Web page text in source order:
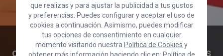
La Cámara de Gran Canaria, entidad
colaboradora para el reparto de ayudas
que realizas y para ajustar la publicidad a tus gustos
y preferencias. Puedes configurar y aceptar el uso de
cookies a continuación. Asimismo, puedes modificar
tus opciones de consentimiento en cualquier
momento visitando nuestra Política de Cookies y
obtener más información haciendo clic en: Política de